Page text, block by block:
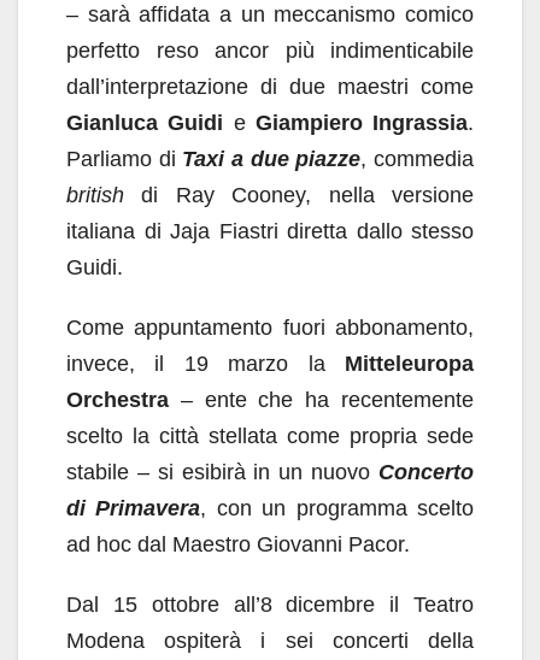
– sarà affidata a un meccanismo comico
perfetto reso ancor più indimenticabile
dall’interpretazione di due maestri come
Gianluca Guidi e Giampiero Ingrassia.
Parliamo di Taxi a due piazze, commedia
british di Ray Cooney, nella versione
italiana di Jaja Fiastri diretta dallo stesso
Guidi.
Come appuntamento fuori abbonamento,
invece, il 19 marzo la Mitteleuropa
Orchestra – ente che ha recentemente
scelto la città stellata come propria sede
stabile – si esibirà in un nuovo Concerto
di Primavera, con un programma scelto
ad hoc dal Maestro Giovanni Pacor.
Dal 15 ottobre all’8 dicembre il Teatro
Modena ospiterà i sei concerti della